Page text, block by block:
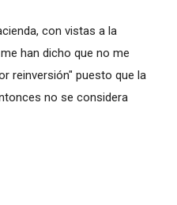
con vistas a la
han dicho que no me
reinversión" puesto que la
no se considera